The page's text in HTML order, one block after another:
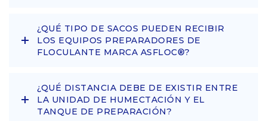
¿QUÉ TIPO DE SACOS PUEDEN RECIBIR
LOS EQUIPOS PREPARADORES DE
FLOCULANTE MARCA ASFLOC®?
¿QUÉ DISTANCIA DEBE DE EXISTIR ENTRE
LA UNIDAD DE HUMECTACIÓN Y EL
TANQUE DE PREPARACIÓN?